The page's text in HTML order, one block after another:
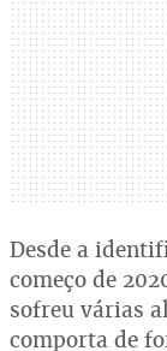
Desde a
começo de
sofreu várias
comporta de